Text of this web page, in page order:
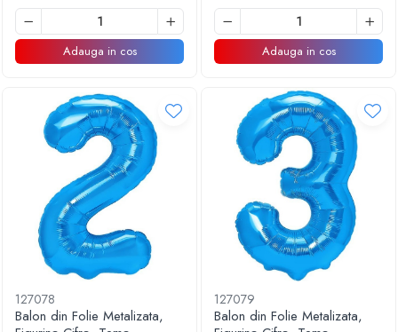
Adauga in cos Adauga in cos
127078
Balon din Folie Metalizata,
127079
Balon din Folie Metalizata,